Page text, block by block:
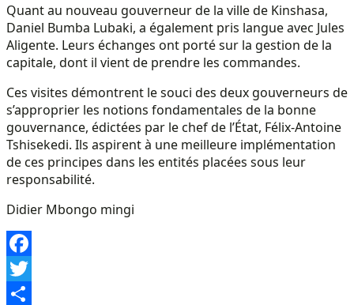
Quant au nouveau gouverneur de la ville de Kinshasa,
Daniel Bumba Lubaki, a également pris langue avec Jules
Aligente. Leurs échanges ont porté sur la gestion de la
capitale, dont il vient de prendre les commandes.
Ces visites démontrent le souci des deux gouverneurs de
s’approprier les notions fondamentales de la bonne
gouvernance, édictées par le chef de l’État, Félix-Antoine
Tshisekedi. Ils aspirent à une meilleure implémentation
de ces principes dans les entités placées sous leur
responsabilité.
Didier Mbongo mingi
Facebook
Twitter